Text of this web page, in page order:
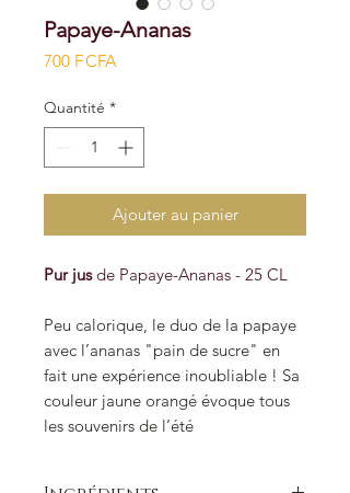
Papaye-Ananas
700 F CFAPrix
Quantité *
Ajouter au panier
Pur jusde Papaye-Ananas - 25 CL
Peu calorique, le duo de la papaye
avec l’ananas "pain de sucre" en
fait une expérience inoubliable ! Sa
couleur jaune orangé évoque tous
les souvenirs de l’été